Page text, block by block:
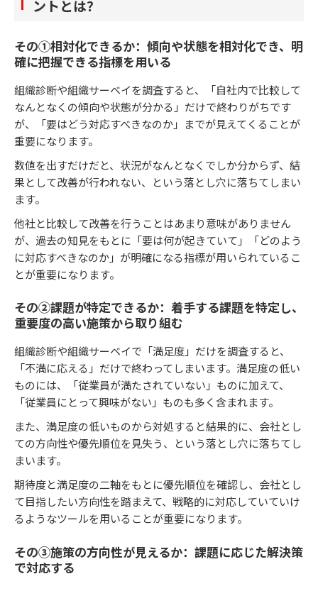
ントとは？
その①相対化できるか：傾向や状態を相対化でき、明
確に把握できる指標を用いる
組織診断や組織サーベイを調査すると、「自社内で比較して
なんとなくの傾向や状態が分かる」だけで終わりがちです
が、「要はどう対応すべきなのか」までが見えてくることが
重要になります。
数値を出すだけだと、状況がなんとなくでしか分からず、結
果として改善が行われない、という落とし穴に落ちてしまい
ます。
他社と比較して改善を行うことはあまり意味がありません
が、過去の知見をもとに「要は何が起きていて」「どのよう
に対応すべきなのか」が明確になる指標が用いられているこ
とが重要になります。
その②課題が特定できるか：着手する課題を特定し、
重要度の高い施策から取り組む
組織診断や組織サーベイで「満足度」だけを調査すると、
「不満に応える」だけで終わってしまいます。満足度の低い
ものには、「従業員が満たされていない」ものに加えて、
「従業員にとって興味がない」ものも多く含まれます。
また、満足度の低いものから対処すると結果的に、会社とし
ての方向性や優先順位を見失う、という落とし穴に落ちてし
まいます。
期待度と満足度の二軸をもとに優先順位を確認し、会社とし
て目指したい方向性を踏まえて、戦略的に対応していていけ
るようなツールを用いることが重要になります。
その③施策の方向性が見えるか：課題に応じた解決策
で対応する